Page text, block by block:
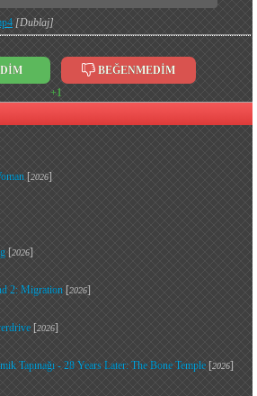
[Dublaj]
BEĞENMEDİM
+1
[2026]
[2026]
2: Migration [2026]
[2026]
Tapınağı - 28 Years Later: The Bone Temple [2026]